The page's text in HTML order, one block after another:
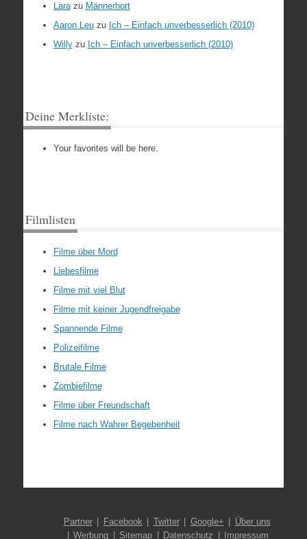
Larazu Männerhort
Aaron Leuzu Ich – Einfach unverbesserlich (2010)
Willyzu Ich – Einfach unverbesserlich (2010)
Deine Merkliste:
Your favorites will be here.
Filmlisten
Filme über Mord
Liebesfilme
Filme mit viel Blut
Filme mit keiner Jugendfreigabe
Spannende Filme
Polizeifilme
Brutale Filme
Zombiefilme
Filme über Freundschaft
Filme nach Wahrer Begebenheit
Partner Facebook Twitter Google+
Über uns
Werbung
Sitemap Datenschutz Impressum